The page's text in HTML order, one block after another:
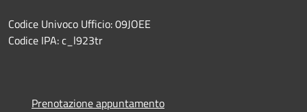
Codice Univoco Ufficio: 09JOEE
Codice IPA: c_l923tr
Prenotazione appuntamento